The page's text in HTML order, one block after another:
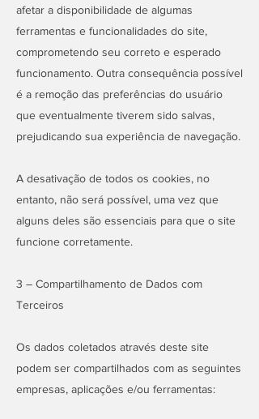
afetar a disponibilidade de algumas
ferramentas e funcionalidades do site,
comprometendo seu correto e esperado
funcionamento. Outra consequência possível
é a remoção das preferências do usuário
que eventualmente tiverem sido salvas,
prejudicando sua experiência de navegação.
A desativação de todos os cookies, no
entanto, não será possível, uma vez que
alguns deles são essenciais para que o site
funcione corretamente.
3 – Compartilhamento de Dados com
Terceiros
Os dados coletados através deste site
podem ser compartilhados com as seguintes
empresas, aplicações e/ou ferramentas: